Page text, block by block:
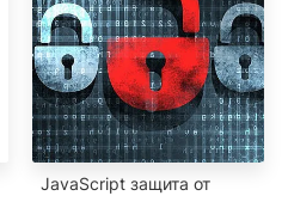
JavaScript защита от